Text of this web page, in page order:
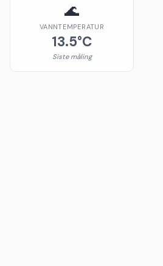
🌊
VANNTEMPERATUR
13.5°C
Siste måling